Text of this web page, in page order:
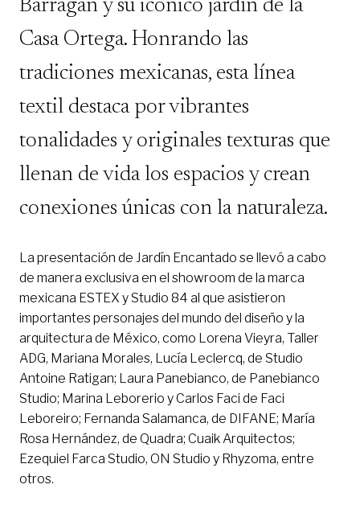
Barragány su icónico jardín de la
Casa Ortega. Honrando las
tradiciones mexicanas, esta línea
textil destaca por vibrantes
tonalidades y originales texturas que
llenan de vida los espacios y crean
conexiones únicas con la naturaleza.
La presentación de Jardín Encantado se llevó a cabo
de manera exclusiva en el showroom de la marca
mexicana ESTEX y Studio 84 al que asistieron
importantes personajes del mundo del diseño y la
arquitectura de México, como Lorena Vieyra, Taller
ADG, Mariana Morales, Lucía Leclercq, de Studio
Antoine Ratigan; Laura Panebianco, de Panebianco
Studio; Marina Leborerio y Carlos Faci de Faci
Leboreiro; Fernanda Salamanca, de DIFANE; María
Rosa Hernández, de Quadra; Cuaik Arquitectos;
Ezequiel Farca Studio, ON Studio y Rhyzoma, entre
otros.